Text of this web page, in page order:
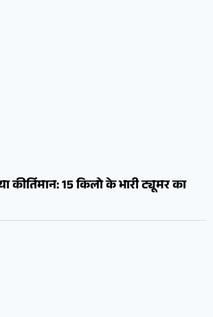
कीर्तिमान: 15 किलो के भारी ट्यूमर का